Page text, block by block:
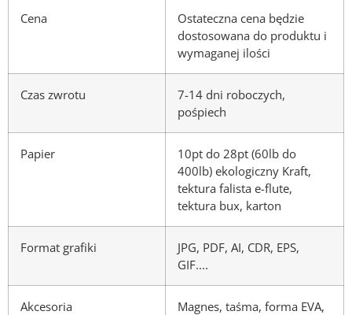
Cena
Ostateczna cena będzie
dostosowana do produktu i
wymaganej ilości
Czas zwrotu
7-14 dni roboczych,
pośpiech
Papier
10pt do 28pt (60lb do
400lb) ekologiczny Kraft,
tektura falista e-flute,
tektura bux, karton
Format grafiki
JPG, PDF, AI, CDR, EPS,
GIF....
Akcesoria
Magnes, taśma, forma EVA,